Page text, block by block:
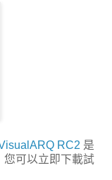
RC2 是
您可以立即下載試